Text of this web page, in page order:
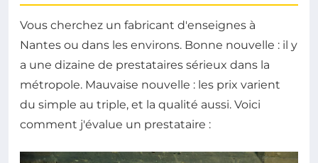
Vous cherchez un fabricant d'enseignes à
Nantes ou dans les environs. Bonne nouvelle : il y
a une dizaine de prestataires sérieux dans la
métropole. Mauvaise nouvelle : les prix varient
du simple au triple, et la qualité aussi. Voici
comment j'évalue un prestataire :